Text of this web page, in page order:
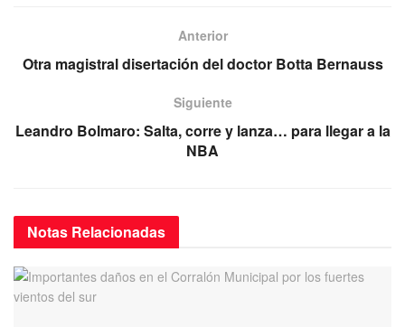
b
o
A
p
gr
a
m
Anterior
Otra magistral disertación del doctor Botta Bernauss
Siguiente
Leandro Bolmaro: Salta, corre y lanza… para llegar a la
NBA
Notas Relacionadas